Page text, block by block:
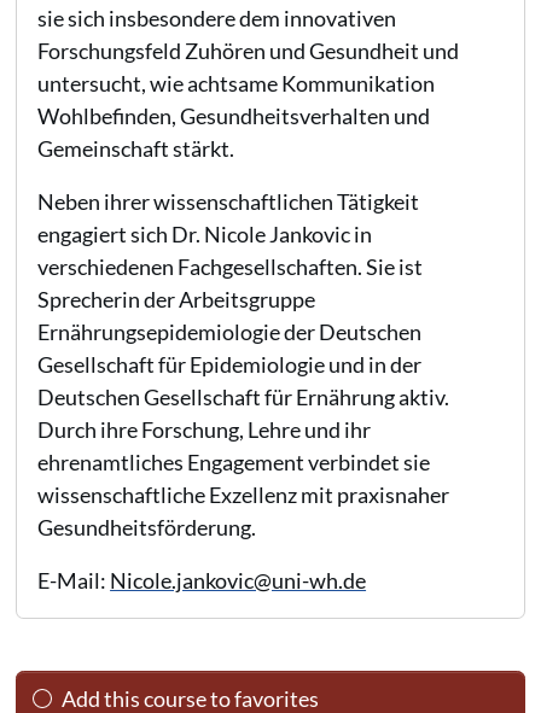
sie sich insbesondere dem innovativen
Forschungsfeld Zuhören und Gesundheit und
untersucht, wie achtsame Kommunikation
Wohlbefinden, Gesundheitsverhalten und
Gemeinschaft stärkt.
Neben ihrer wissenschaftlichen Tätigkeit
engagiert sich Dr. Nicole Jankovic in
verschiedenen Fachgesellschaften. Sie ist
Sprecherin der Arbeitsgruppe
Ernährungsepidemiologie der Deutschen
Gesellschaft für Epidemiologie und in der
Deutschen Gesellschaft für Ernährung aktiv.
Durch ihre Forschung, Lehre und ihr
ehrenamtliches Engagement verbindet sie
wissenschaftliche Exzellenz mit praxisnaher
Gesundheitsförderung.
E-Mail: Nicole.jankovic@uni-wh.de
Add this course to favorites